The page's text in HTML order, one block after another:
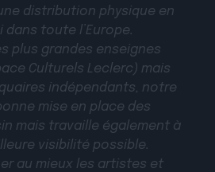
distribution physique en
dans toute l’Europe.
plus grandes enseignes
Culturels Leclerc) mais
indépendants, notre
mise en place des
mais travaille également à
visibilité possible.
au mieux les artistes et